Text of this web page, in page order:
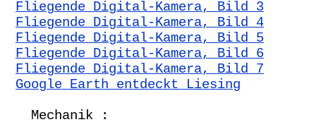
Fliegende Digital-Kamera, Bild 3
Fliegende Digital-Kamera, Bild 4
Fliegende Digital-Kamera, Bild 5
Fliegende Digital-Kamera, Bild 6
Fliegende Digital-Kamera, Bild 7
Google Earth entdeckt Liesing
Mechanik :